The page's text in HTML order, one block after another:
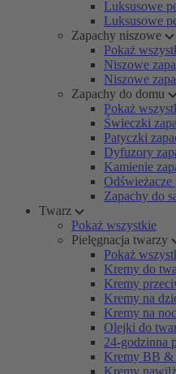
Luksusowe
Luksusowe
Zapachy niszowe
Pokaż
Niszowe
Niszowe
Zapachy do domu
Pokaż
Świeczki
Patyczki
Dyfuzory
Kamienie
Odświeżacze
Zapachy do
Twarz
Pokaż wszystkie
Pielęgnacja twarzy
Pokaż
Kremy do
Kremy
Kremy na
Kremy na noc
Olejki do
24-godzinna
Kremy BB &
Kremy